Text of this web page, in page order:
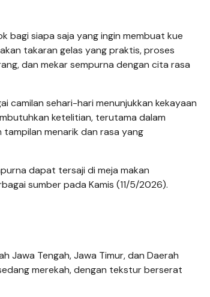
bagi siapa saja yang ingin membuat kue
takaran gelas yang praktis, proses
dan mekar sempurna dengan cita rasa
camilan sehari-hari menunjukkan kekayaan
ketelitian, terutama dalam
menarik dan rasa yang
dapat tersaji di meja makan
sumber pada Kamis (11/5/2026).
Jawa Tengah, Jawa Timur, dan Daerah
merekah, dengan tekstur berserat